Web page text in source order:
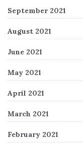
September 2021
August 2021
June 2021
May 2021
April 2021
March 2021
February 2021